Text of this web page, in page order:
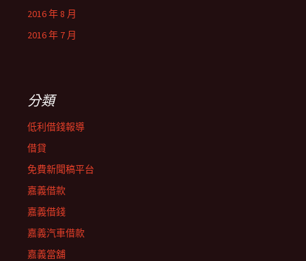
2016 年 8 月
2016 年 7 月
分類
低利借錢報導
借貸
免費新聞稿平台
嘉義借款
嘉義借錢
嘉義汽車借款
嘉義當舖